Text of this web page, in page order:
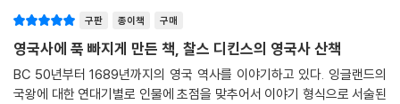
여왕을 제외하면 색슨족의 앨프레드 대왕과 걸출한 의회파 영웅 올리버 크
롬웰 정도이다. 앨프레드 대왕은 거의 흠을 찾기 어려울 만큼 완벽에 가까
운 왕이자 백성들이 가장 사랑하는 군주였으며, 올리버 크롬웰은 말년에
왕위에 욕심을 부린 것 정도를 제외하면 빅토리아 여왕 못지않게 잉글랜드
구판 종이책 구매
영국사에 푹 빠지게 만든 책, 찰스 디킨스의 영국사 산책
BC 50년부터 1689년까지의 영국 역사를 이야기하고 있다. 잉글랜드의
국왕에 대한 연대기별로 인물에 초점을 맞추어서 이야기 형식으로 서술된